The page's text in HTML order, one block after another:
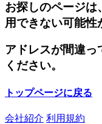
お探しのページは
用できない可能性
アドレスが間違っ
ください。
トップページに戻る
会社紹介 利用規約